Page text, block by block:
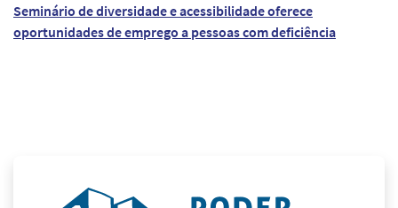
Seminário de diversidade e acessibilidade oferece
oportunidades de emprego a pessoas com deficiência